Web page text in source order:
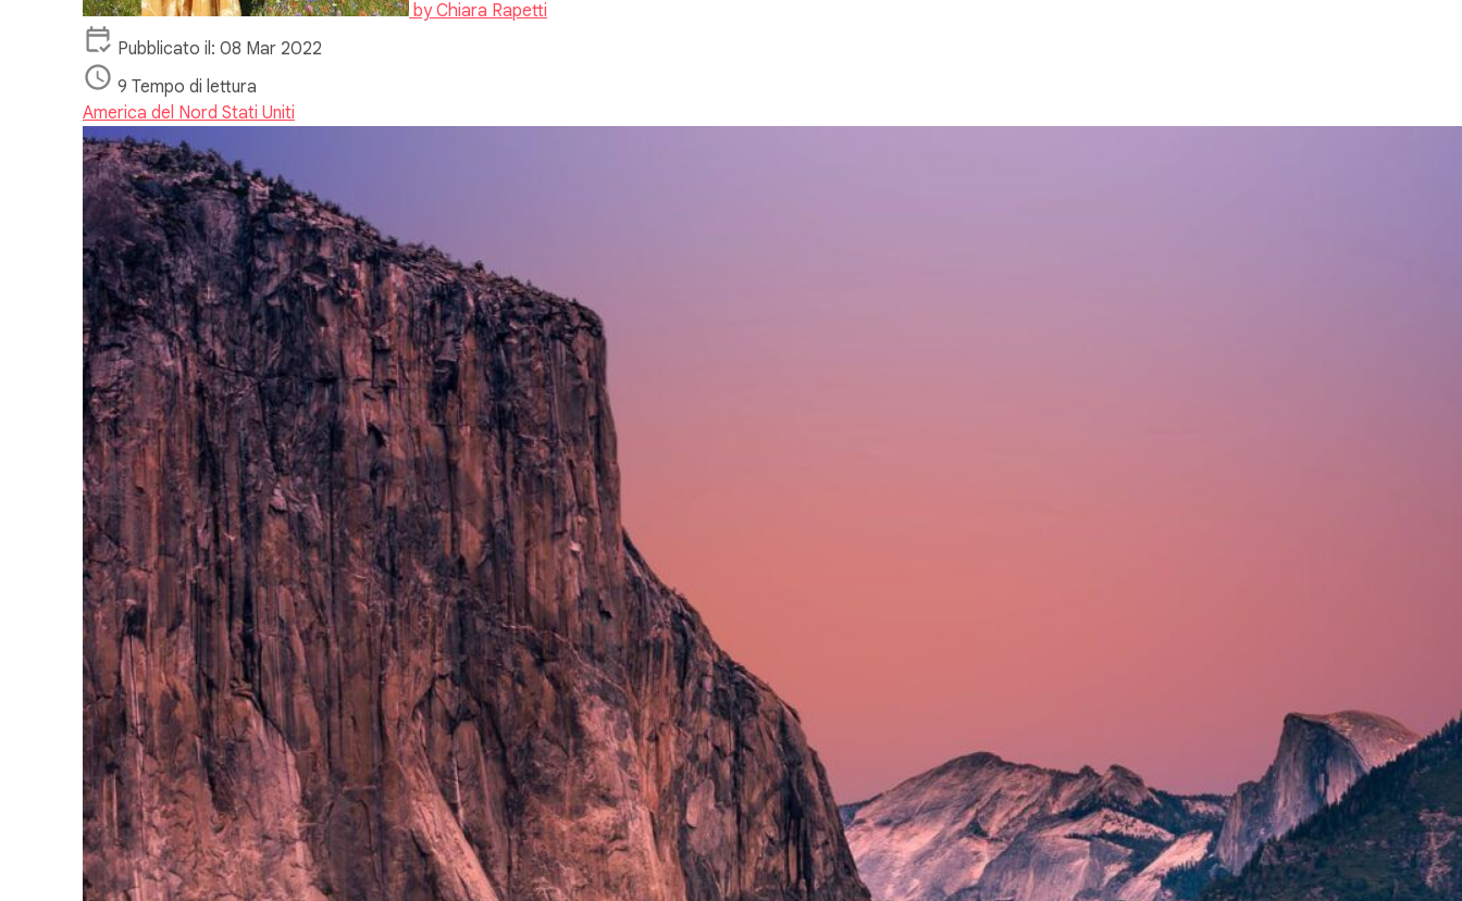
byChiara Rapetti
Pubblicato il: 08 Mar 2022
9 Tempo di lettura
America del Nord Stati Uniti